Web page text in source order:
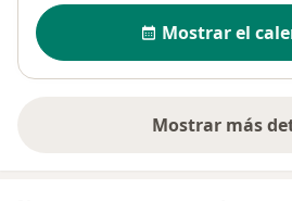
Disponibilidad
Mostrar el
Mostrar mássobre